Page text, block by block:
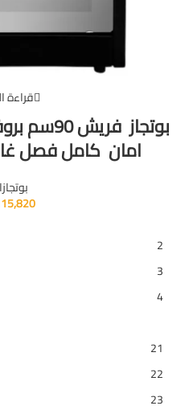
قراءة
بوتجاز
امان كامل فصل غاز
15,820
2
3
4
21
22
23